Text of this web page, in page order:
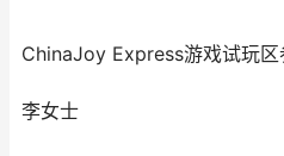
ChinaJoy Express游戏试玩区
李女士